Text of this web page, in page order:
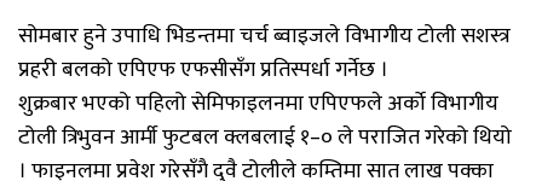
सोमबार हुने उपाधि भिडन्तमा चर्च ब्वाइजले विभागीय टोली सशस्त्र
प्रहरी बलको एपिएफ एफसीसँग प्रतिस्पर्धा गर्नेछ ।
शुक्रबार भएको पहिलो सेमिफाइलनमा एपिएफले अर्काे विभागीय
टोली त्रिभुवन आर्मी फुटबल क्लबलाई १–० ले पराजित गरेको थियो
। फाइनलमा प्रवेश गरेसँगै दुवै टोलीले कम्तिमा सात लाख पक्का